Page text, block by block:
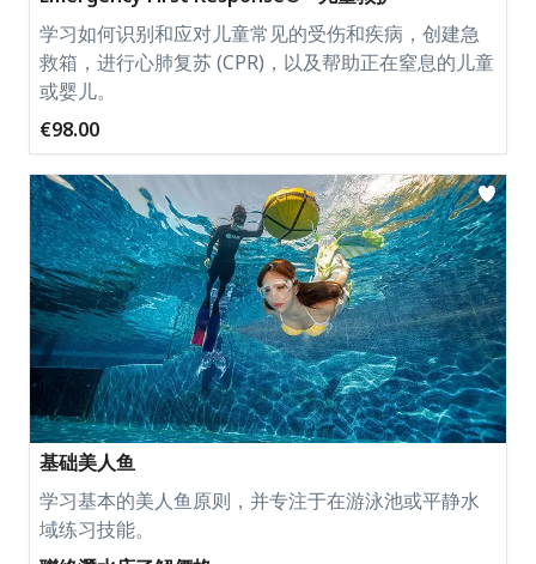
学习如何识别和应对儿童常见的受伤和疾病，创建急
救箱，进行心肺复苏 (CPR)，以及帮助正在窒息的儿童
或婴儿。
€98.00
基础美人鱼
学习基本的美人鱼原则，并专注于在游泳池或平静水
域练习技能。